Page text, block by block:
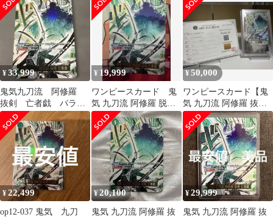
¥33,999
鬼気九刀流 阿修羅
抜剣 亡者戯 パラレ
ル
¥ 19,999
ワンピースカード 鬼
気 九刀流 阿修羅 脱剣
亡者戯 パラレル
¥50,000
ワンピースカード【鬼
気 九刀流 阿修羅 抜剣
亡者戯 ★Rパラ ARS鑑
定10】
¥22,499
op12-037 鬼気 九刀
¥20,100
鬼気 九刀流 阿修羅 抜
¥29,999
鬼気 九刀流 阿修羅 抜